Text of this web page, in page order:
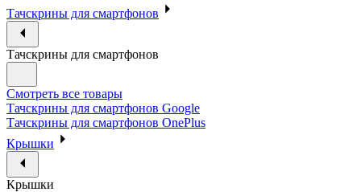
Тачскрины для смартфонов
Тачскрины для смартфонов
Смотреть все товары
Тачскрины для смартфонов Google
Тачскрины для смартфонов OnePlus
Крышки
Крышки